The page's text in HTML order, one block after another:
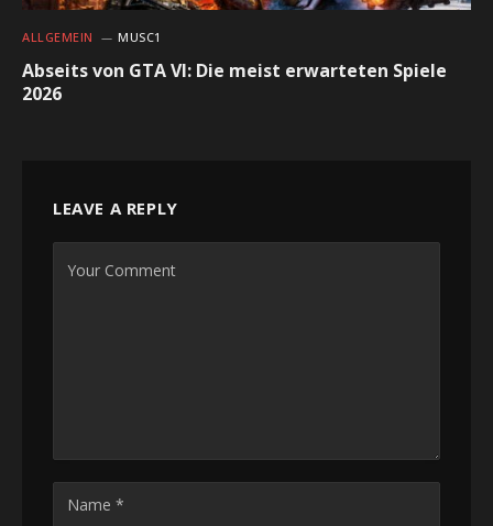
ALLGEMEIN MUSC1
Abseits von GTA VI: Die meist erwarteten Spiele
2026
LEAVE A REPLY